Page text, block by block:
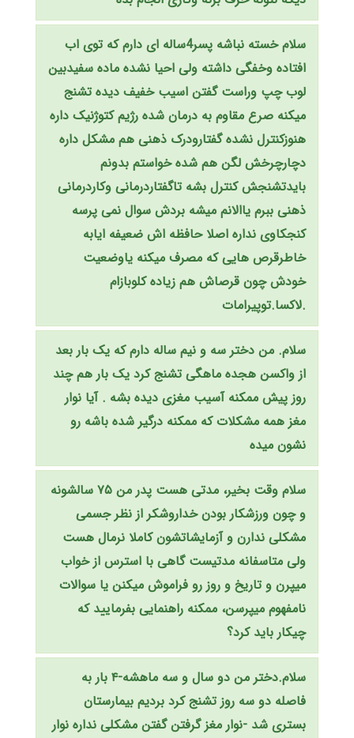
سلام خسته نباشه پسر4ساله ای دارم که توی اب
افتاده وخفگی داشته ولی احیا نشده ماده سفیدبین
لوب چپ وراست گفتن اسیب خفیف دیده تشنج
میکنه صرع مقاوم به درمان شده رژیم کتوژنیک داره
هنوزکنترل نشده گفتارودرک ذهنی هم مشکل داره
دچارچرخش لگن هم شده خواستم بدونم
بایدتشنجش کنترل بشه تاگفتاردرمانی وکاردرمانی
ذهنی ببرم یاالانم میشه بردش سوال نمی پرسه
کنجکاوی نداره اصلا حافظه اش ضعیفه ایابه
خاطرقرص هایی که مصرف میکنه یاوضعیت
خودش چون قرصاش هم زیاده کلوبازام
.لاکسا.توپیرامات
سلام. من دختر سه و نیم ساله دارم که یک بار بعد
از واکسن هجده ماهگی تشنج کرد یک بار هم چند
روز پیش ممکنه آسیب مغزی دیده بشه . آیا نوار
مغز همه مشکلات که ممکنه درگیر شده باشه رو
نشون میده
سلام وقت بخیر، مدتی هست پدر من ۷۵ سالشونه
و چون ورزشکار بودن خداروشکر از نظر جسمی
مشکلی ندارن و آزمایشاتشون کاملا نرمال هست
ولی متاسفانه مدتیست گاهی با استرس از خواب
میپرن و تاریخ و روز رو فراموش میکنن یا سوالات
نامفهوم میپرسن، ممکنه راهنمایی بفرمایید که
چیکار باید کرد؟
سلام.دختر من دو سال و سه ماهشه-۴ بار به
فاصله دو سه روز تشنج کرد بردیم بیمارستان
بستری شد -نوار مغز گرفتن گفتن مشکلی نداره نوار